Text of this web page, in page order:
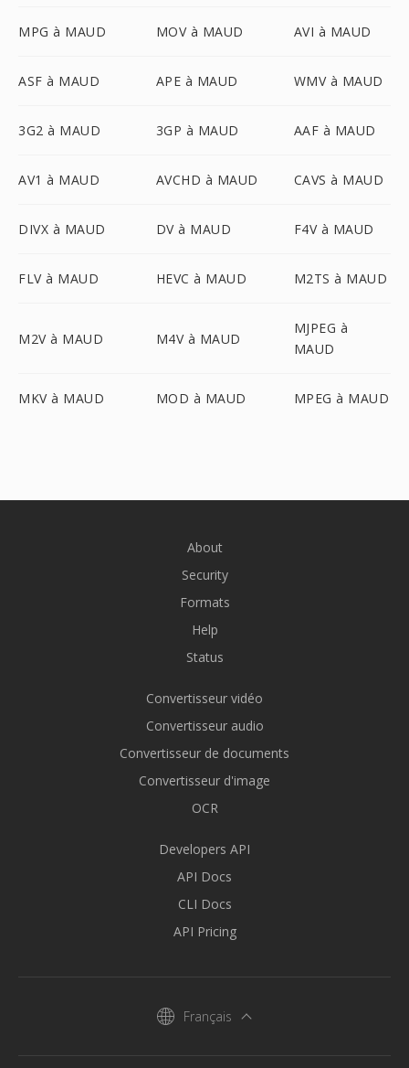
MPG à MAUD MOV à MAUD AVI à MAUD
ASF à MAUD APE à MAUD WMV à MAUD
3G2 à MAUD 3GP à MAUD AAF à MAUD
AV1 à MAUD AVCHD à MAUD CAVS à MAUD
DIVX à MAUD DV à MAUD F4V à MAUD
FLV à MAUD HEVC à MAUD M2TS à MAUD
M2V à MAUD M4V à MAUD
MJPEG à
MAUD
MKV à MAUD MOD à MAUD MPEG à MAUD
About
Security
Formats
Help
Status
Convertisseur vidéo
Convertisseur audio
Convertisseur de documents
Convertisseur d'image
OCR
Developers API
API Docs
CLI Docs
API Pricing
Français